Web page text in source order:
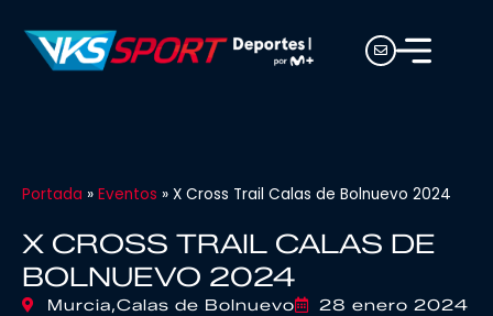
Portada » Eventos » X Cross Trail Calas de Bolnuevo 2024
X CROSS TRAIL CALAS DE
BOLNUEVO 2024
Murcia,Calas de Bolnuevo 28 enero 2024